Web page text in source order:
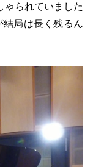
ゃられていました
局は長く残るん